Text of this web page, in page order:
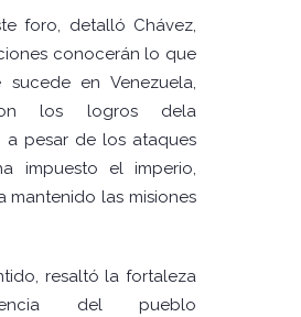
foro, detalló Chávez,
conocerán lo que
sucede en Venezuela,
los logros dela
a pesar de los ataques
impuesto el imperio,
mantenido las misiones
resaltó la fortaleza
del pueblo